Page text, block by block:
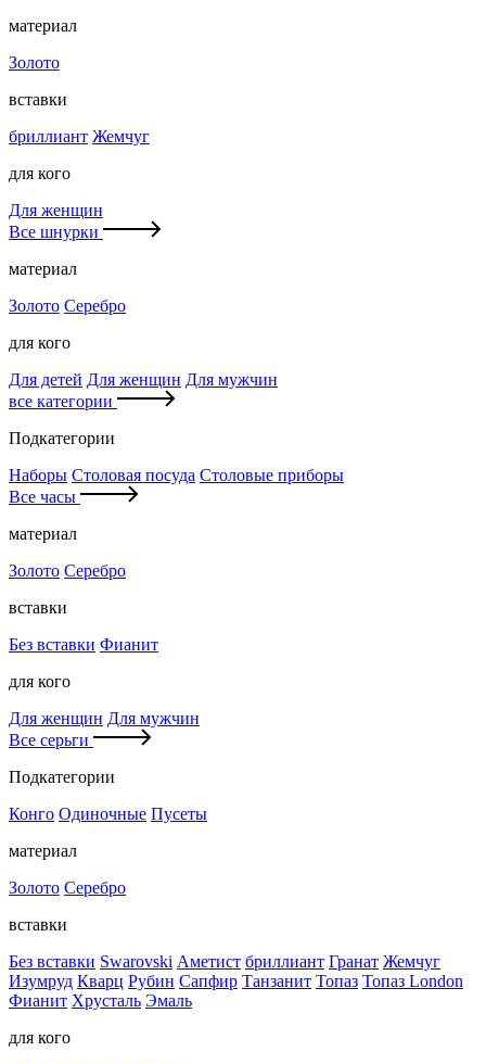
материал
Золото
вставки
бриллиант Жемчуг
для кого
Для женщин
Все шнурки
материал
Золото Серебро
для кого
Для детей Для женщин Для мужчин
все категории
Подкатегории
Наборы Столовая посуда Столовые приборы
Все часы
материал
Золото Серебро
вставки
Без вставки Фианит
для кого
Для женщин Для мужчин
Все серьги
Подкатегории
Конго Одиночные Пусеты
материал
Золото Серебро
вставки
Без вставки Swarovski Аметист бриллиант Гранат Жемчуг
Изумруд Кварц Рубин Сапфир Танзанит Топаз Топаз London
Фианит Хрусталь Эмаль
для кого